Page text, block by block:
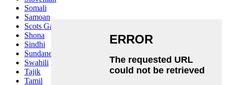
Somali
Samoan
Scots Gaelic
Shona
Sindhi
Sundanese
Swahili
Tajik
Tamil